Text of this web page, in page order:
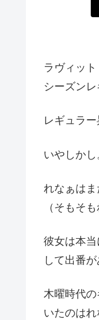
ラヴィッ
シーズンレ
レギュラ
いやしかし
れなぁはま
（そもそ
彼女は本
して出番
木曜時代
いたのは